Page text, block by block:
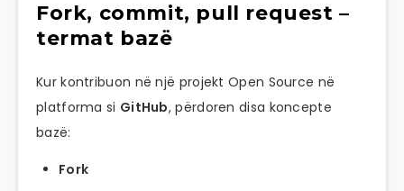
Fork, commit, pull request –
termat bazë
Kur kontribuon në një projekt Open Source në
platforma si GitHub, përdoren disa koncepte
bazë:
Fork